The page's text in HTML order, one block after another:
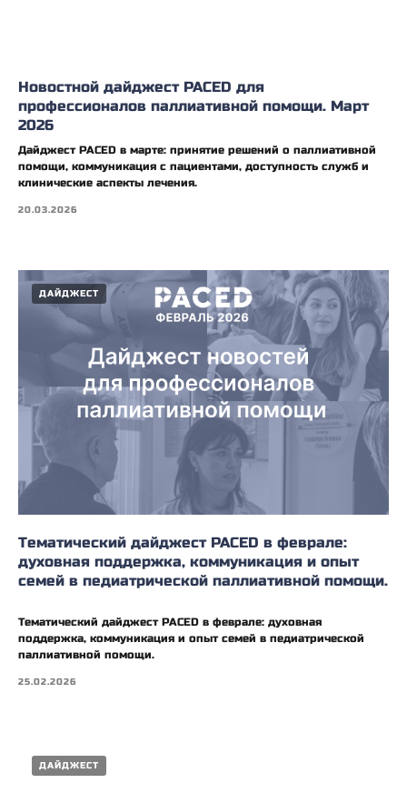
Новостной дайджест PACED для
профессионалов паллиативной помощи. Март
2026
Дайджест PACED в марте: принятие решений о паллиативной
помощи, коммуникация с пациентами, доступность служб и
клинические аспекты лечения.
20.03.2026
ДАЙДЖЕСТ
Тематический дайджест PACED в феврале:
духовная поддержка, коммуникация и опыт
семей в педиатрической паллиативной помощи.
Тематический дайджест PACED в феврале: духовная
поддержка, коммуникация и опыт семей в педиатрической
паллиативной помощи.
25.02.2026
ДАЙДЖЕСТ